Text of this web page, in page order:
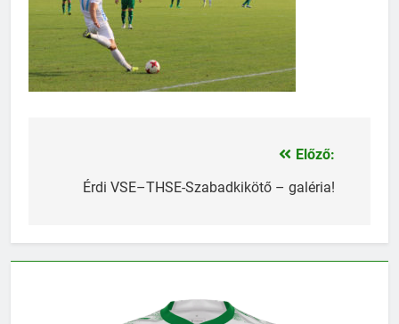
navigáció
Előző:
Érdi VSE–THSE-Szabadkikötő – galéria!